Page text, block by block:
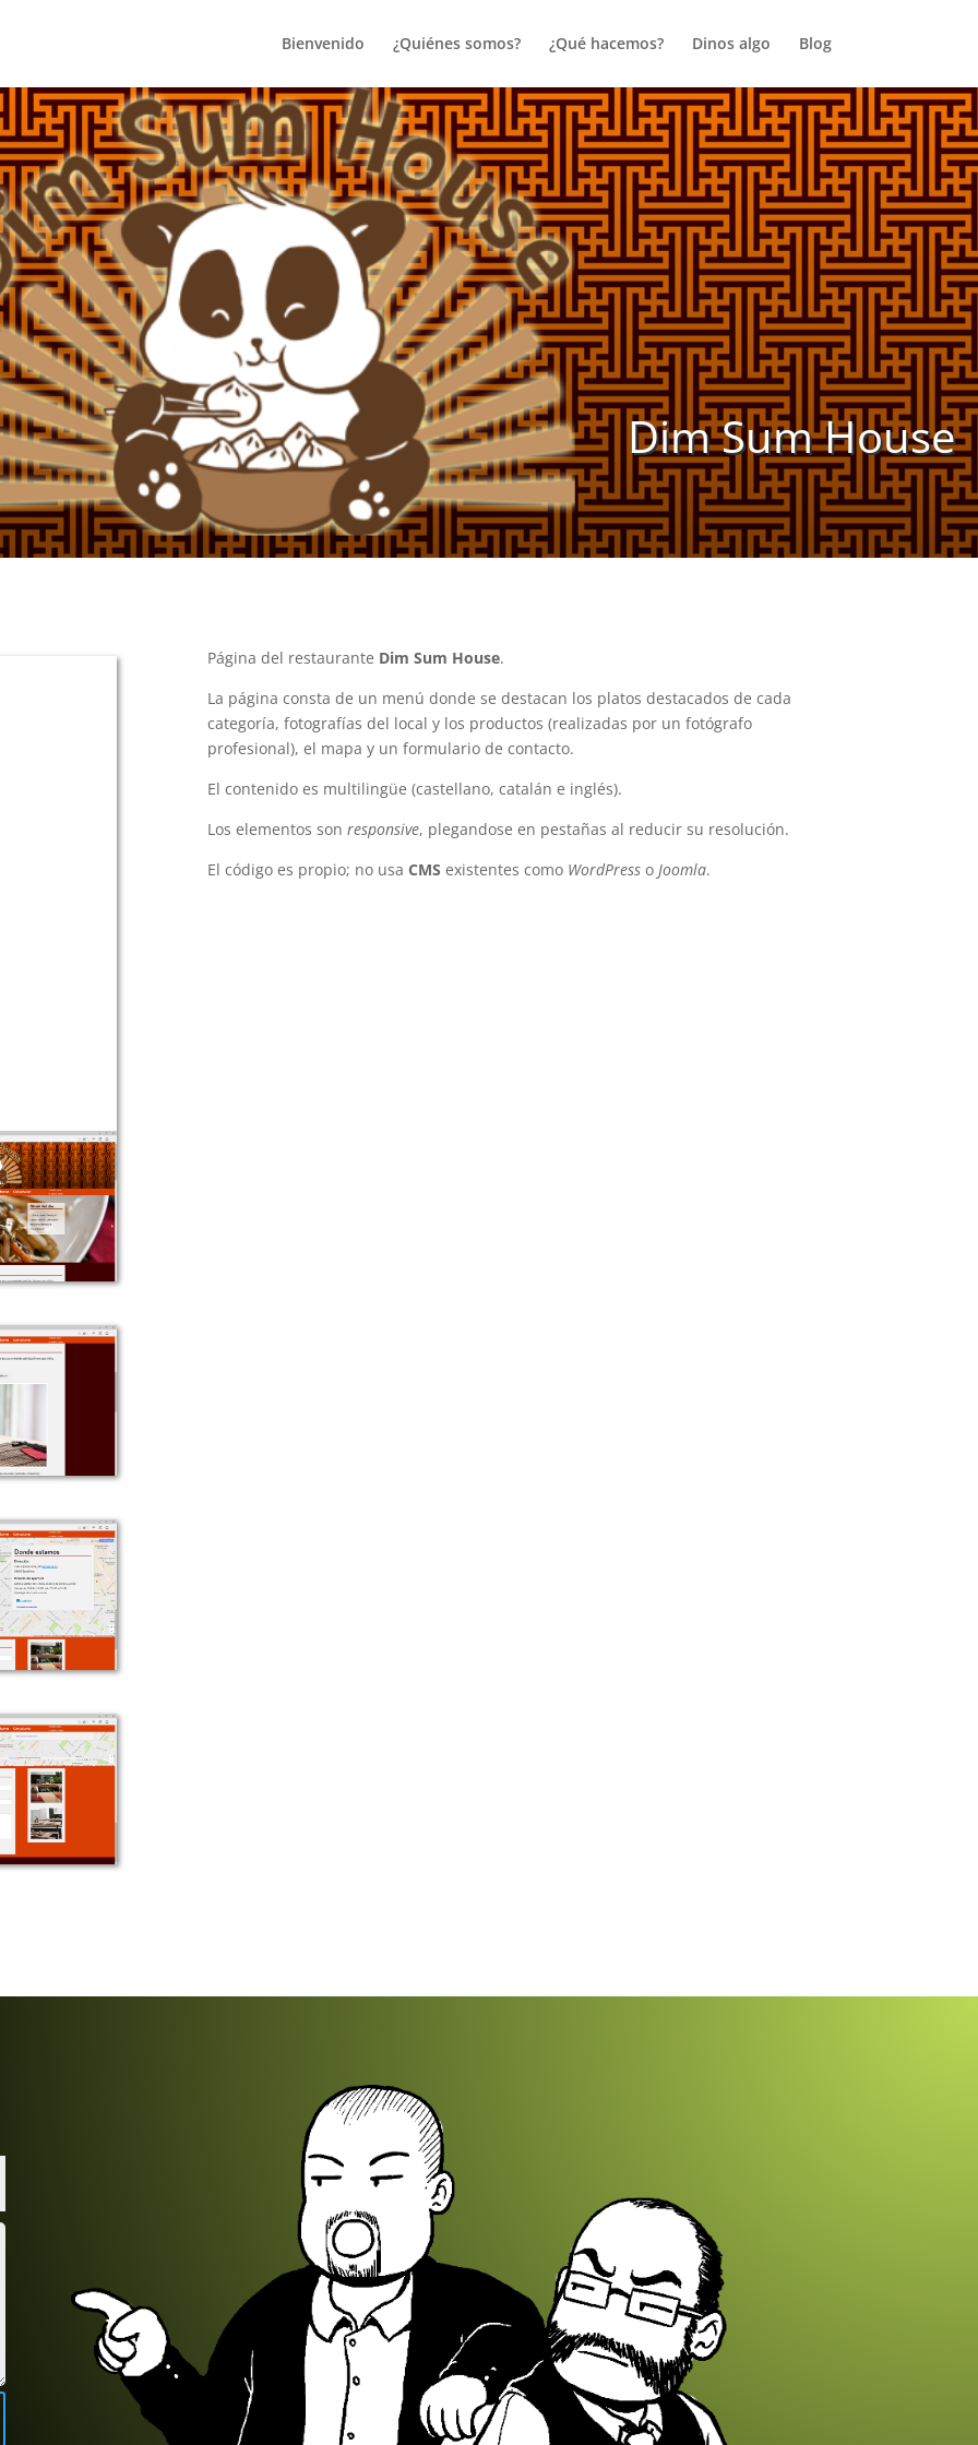
Bienvenido ¿Quiénes somos? ¿Qué hacemos? Dinos algo Blog
Dim Sum House
Página del restaurante Dim Sum House.
La página consta de un menú donde se destacan los platos destacados de cada
categoría, fotografías del local y los productos (realizadas por un fotógrafo
profesional), el mapa y un formulario de contacto.
El contenido es multilingüe (castellano, catalán e inglés).
Los elementos son responsive, plegandose en pestañas al reducir su resolución.
El código es propio; no usa CMS existentes como WordPress o Joomla.